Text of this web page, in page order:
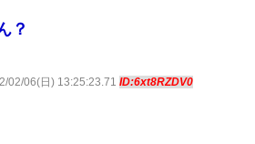
？
02/06(日) 13:25:23.71 ID:6xt8RZDV0